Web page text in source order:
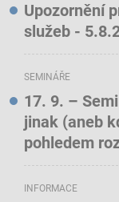
Upozornění
služeb -
SEMINÁŘE
17. 9. –
jinak (aneb
pohledem
INFORMACE